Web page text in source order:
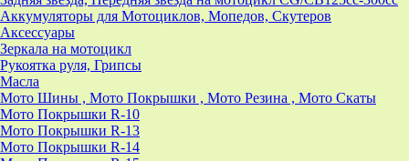
Аккумуляторы для Мотоциклов, Мопедов, Скутеров
Аксессуары
Зеркала на мотоцикл
Рукоятка руля, Грипсы
Масла
Мото Шины , Мото Покрышки , Мото Резина , Мото Скаты
Мото Покрышки R-10
Мото Покрышки R-13
Мото Покрышки R-14